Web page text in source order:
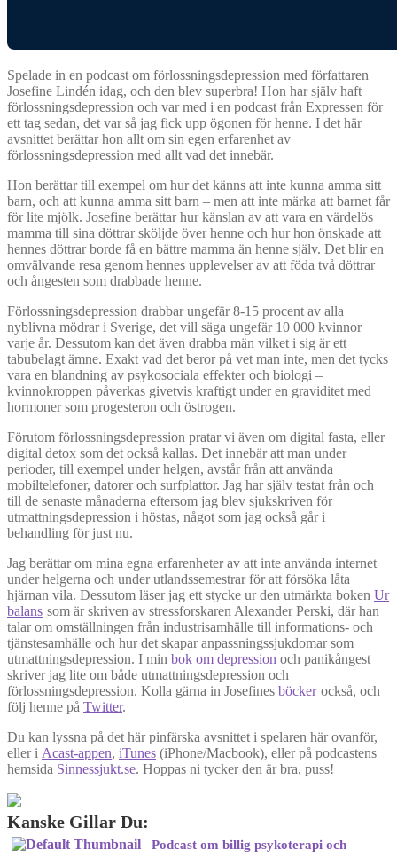
Spelade in en podcast om förlossningsdepression med författaren
Josefine Lindén idag, och den blev superbra! Hon har själv haft
förlossningsdepression och var med i en podcast från Expressen för
ett tag sedan, det var så jag fick upp ögonen för henne. I det här
avsnittet berättar hon allt om sin egen erfarenhet av
förlossningsdepression med allt vad det innebär.
Hon berättar till exempel om hur det känns att inte kunna amma sitt
barn, och att kunna amma sitt barn – men att inte märka att barnet får
för lite mjölk. Josefine berättar hur känslan av att vara en värdelös
mamma till sina döttrar sköljde över henne och hur hon önskade att
hennes döttrar borde få en bättre mamma än henne själv. Det blir en
omvälvande resa genom hennes upplevelser av att föda två döttrar
och ångesten som drabbade henne.
Förlossningsdepression drabbar ungefär 8-15 procent av alla
nyblivna mödrar i Sverige, det vill säga ungefär 10 000 kvinnor
varje år. Dessutom kan det även drabba män vilket i sig är ett
tabubelagt ämne. Exakt vad det beror på vet man inte, men det tycks
vara en blandning av psykosociala effekter och biologi –
kvinnokroppen påverkas givetvis kraftigt under en graviditet med
hormoner som progesteron och östrogen.
Förutom förlossningsdepression pratar vi även om digital fasta, eller
digital detox som det också kallas. Det innebär att man under
perioder, till exempel under helgen, avstår från att använda
mobiltelefoner, datorer och surfplattor. Jag har själv testat från och
till de senaste månaderna eftersom jag blev sjukskriven för
utmattningsdepression i höstas, något som jag också går i
behandling för just nu.
Jag berättar om mina egna erfarenheter av att inte använda internet
under helgerna och under utlandssemestrar för att försöka låta
hjärnan vila. Dessutom läser jag ett stycke ur den utmärkta boken Ur
balans som är skriven av stressforskaren Alexander Perski, där han
talar om omställningen från industrisamhälle till informations- och
tjänstesamhälle och hur det skapar anpassningssjukdomar som
utmattningsdepression. I min bok om depression och panikångest
skriver jag lite om både utmattningsdepression och
förlossningsdepression. Kolla gärna in Josefines böcker också, och
följ henne på Twitter.
Du kan lyssna på det här pinfärska avsnittet i spelaren här ovanför,
eller i Acast-appen, iTunes (iPhone/Macbook), eller på podcastens
hemsida Sinnessjukt.se. Hoppas ni tycker den är bra, puss!
Kanske Gillar Du:
Podcast om billig psykoterapi och